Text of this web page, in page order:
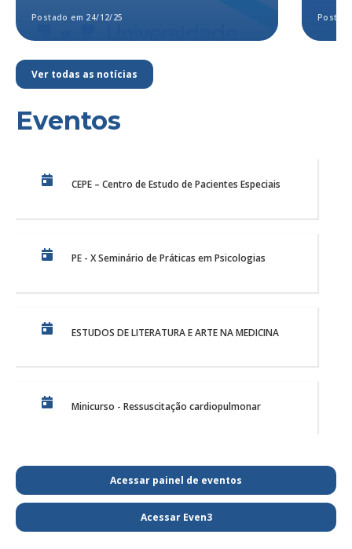
Postado em 24/12/25
Ver todas as notícias
Eventos
CEPE – Centro de Estudo de Pacientes Especiais
PE - X Seminário de Práticas em Psicologias
ESTUDOS DE LITERATURA E ARTE NA MEDICINA
Minicurso - Ressuscitação cardiopulmonar
Discussão de Caso de Harmonização Orofacial
Acessar painel de eventos
Acessar Even3